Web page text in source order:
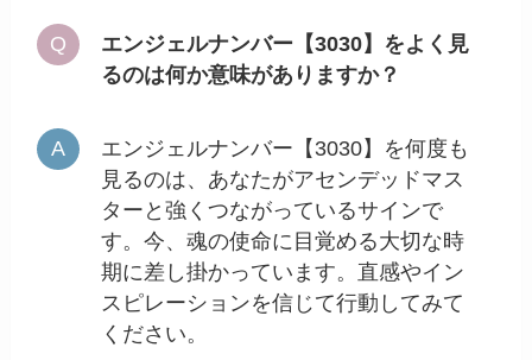
エンジェルナンバー【3030】をよく見
るのは何か意味がありますか？
エンジェルナンバー【3030】を何度も
見るのは、あなたがアセンデッドマス
ターと強くつながっているサインで
す。今、魂の使命に目覚める大切な時
期に差し掛かっています。直感やイン
スピレーションを信じて行動してみて
ください。